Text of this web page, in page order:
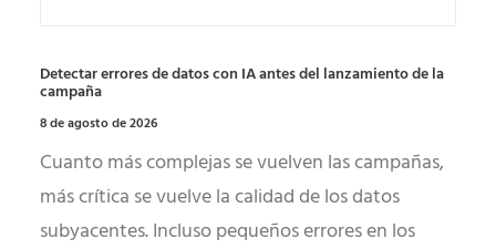
Detectar errores de datos con IA antes del lanzamiento de la
campaña
8 de agosto de 2026
Cuanto más complejas se vuelven las campañas,
más crítica se vuelve la calidad de los datos
subyacentes. Incluso pequeños errores en los